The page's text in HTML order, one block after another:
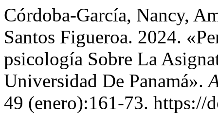
Córdoba-García, Nancy,
Santos Figueroa. 2024.
psicología Sobre La
Universidad De Panamá».
49 (enero):161-73. https://